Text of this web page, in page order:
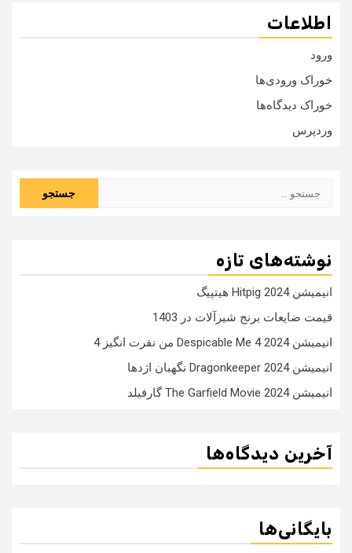
اطلاعات
ورود
خوراک ورودی‌ها
خوراک دیدگاه‌ها
وردپرس
نوشته‌های تازه
انیمیشن Hitpig 2024 هیتپیگ
قیمت ضایعات برنج شیرآلات در 1403
انیمیشن Despicable Me 4 2024 من نفرت انگیز 4
انیمیشن Dragonkeeper 2024 نگهبان اژدها
انیمیشن The Garfield Movie 2024 گارفیلد
آخرین دیدگاه‌ها
بایگانی‌ها